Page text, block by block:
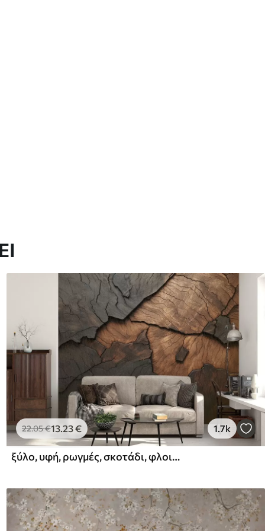
22.05€13.23€ 1.7k
ξύλο, υφή, ρωγμές, σκοτάδι, φλοιός, επιφάνεια